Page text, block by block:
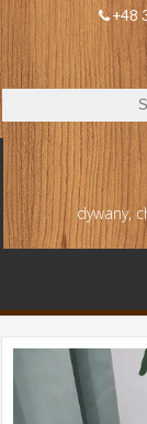
+48
dywany,